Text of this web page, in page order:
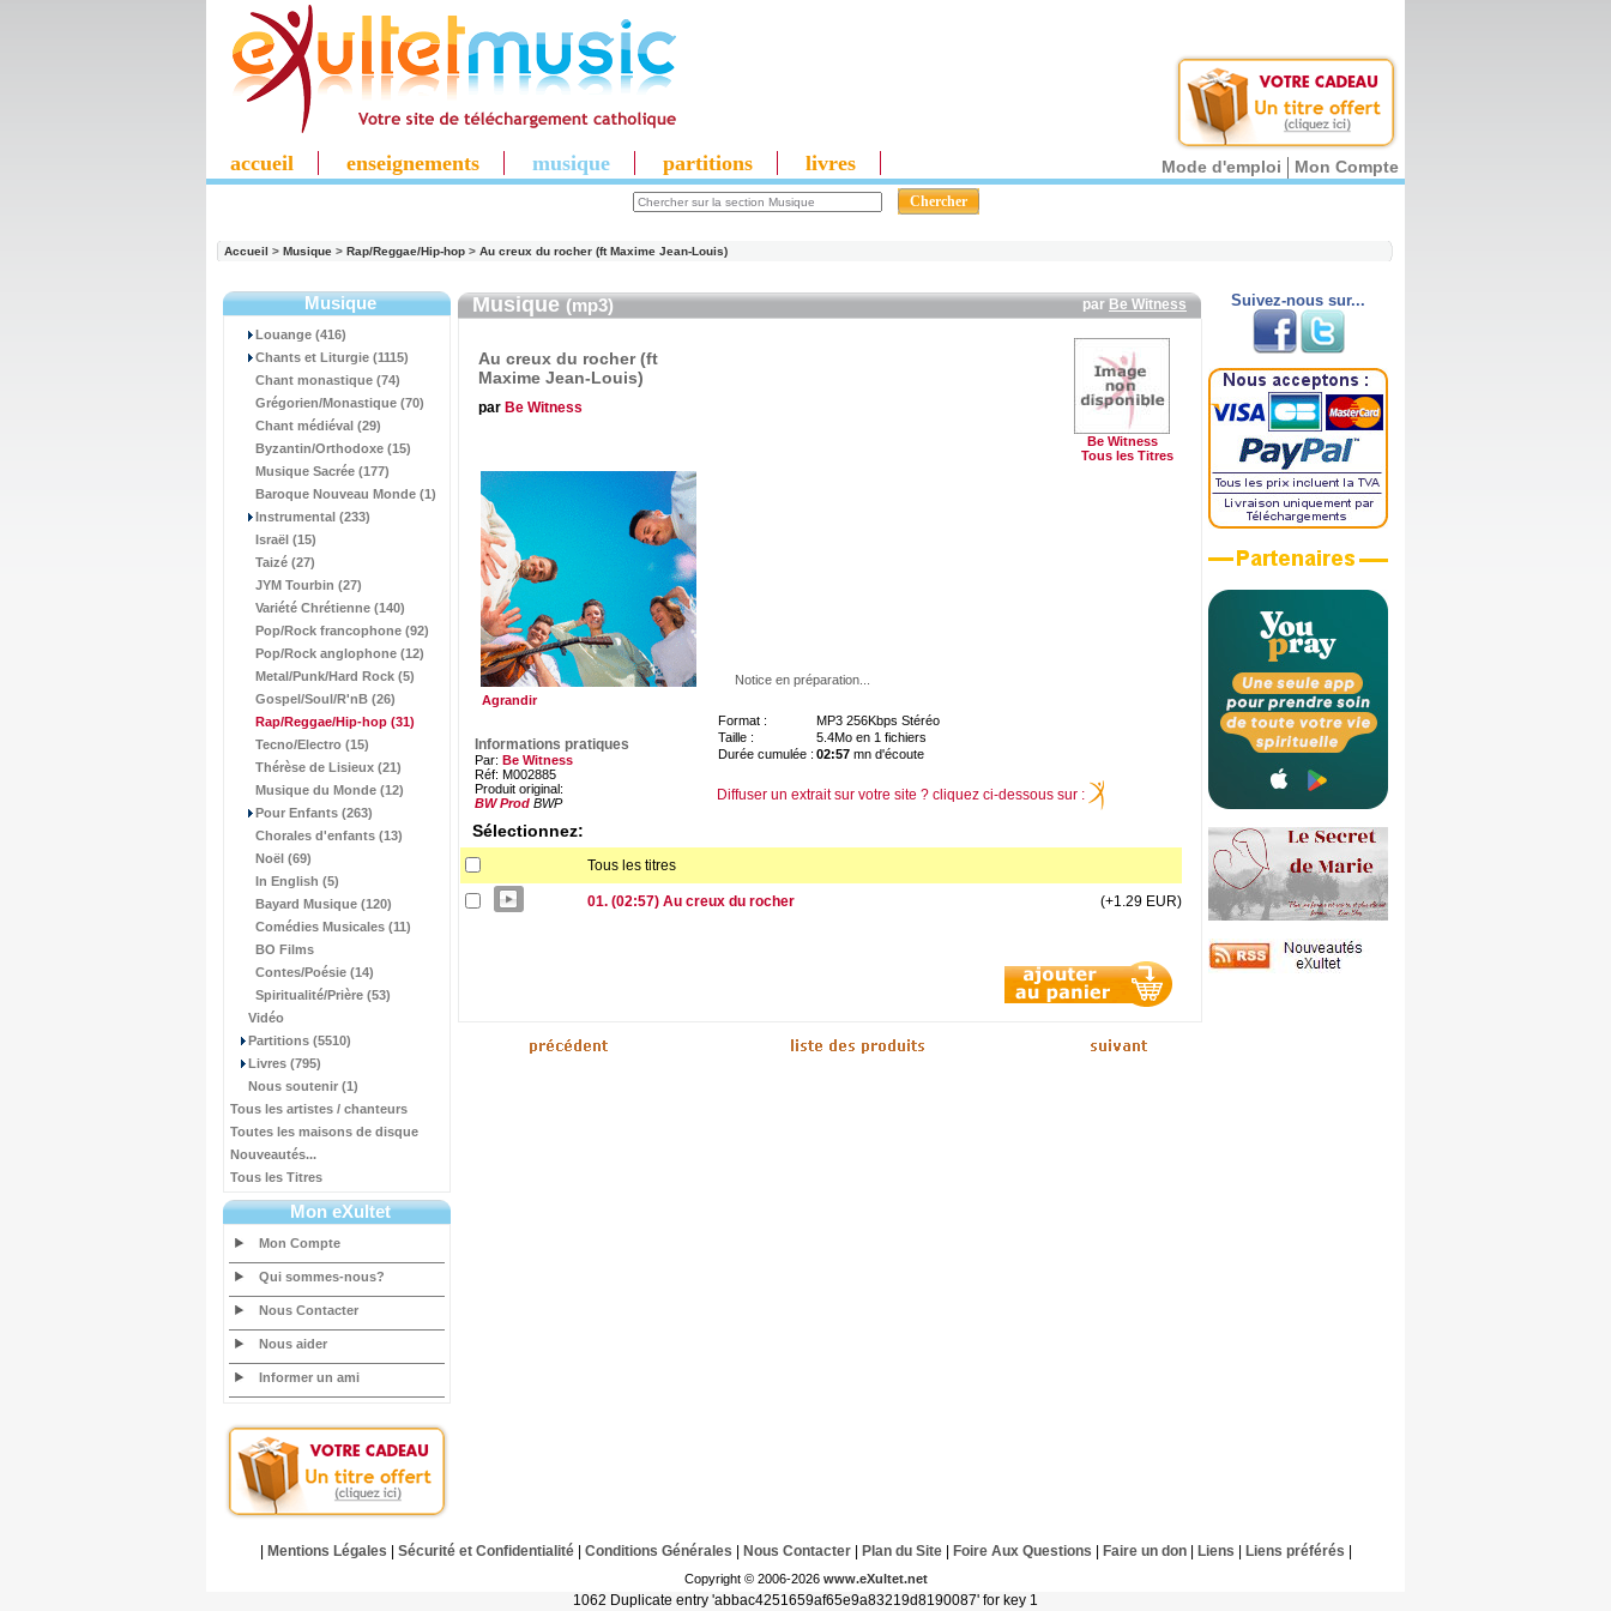
accueil enseignements musique partitions livres Mode d'emploi Mon Compte
Accueil > Musique > Rap/Reggae/Hip-hop > Au creux du rocher (ft Maxime Jean-Louis)
Musique
Louange (416)
Chants et Liturgie (1115)
Chant monastique (74)
Grégorien/Monastique (70)
Chant médiéval (29)
Byzantin/Orthodoxe (15)
Musique Sacrée (177)
Baroque Nouveau Monde (1)
Instrumental (233)
Israël (15)
Taizé (27)
JYM Tourbin (27)
Variété Chrétienne (140)
Pop/Rock francophone (92)
Pop/Rock anglophone (12)
Metal/Punk/Hard Rock (5)
Gospel/Soul/R'nB (26)
Rap/Reggae/Hip-hop (31)
Tecno/Electro (15)
Thérèse de Lisieux (21)
Musique du Monde (12)
Pour Enfants (263)
Chorales d'enfants (13)
Noël (69)
In English (5)
Bayard Musique (120)
Comédies Musicales (11)
BO Films
Contes/Poésie (14)
Spiritualité/Prière (53)
Vidéo
Partitions (5510)
Livres (795)
Nous soutenir (1)
Tous les artistes / chanteurs
Toutes les maisons de disque
Nouveautés...
Tous les Titres
Mon eXultet
Mon Compte
Qui sommes-nous?
Nous Contacter
Nous aider
Informer un ami
Musique(mp3) par Be Witness
Au creux du rocher (ft
Maxime Jean-Louis)
par Be Witness
Be Witness
Tous les Titres
Agrandir
Informations pratiques
Par: Be Witness
Réf: M002885
Produit original:
BW Prod BWP
Notice en préparation...
Format :
MP3 256Kbps Stéréo
Taille :
5.4Mo en 1 fichiers
Durée cumulée : 02:57 mn d'écoute
Diffuser un extrait sur votre site ? cliquez ci-dessous sur :
Sélectionnez:
Tous les titres
01. (02:57) Au creux du rocher (+1.29 EUR)
Suivez-nous sur...
Mentions Légales Sécurité et Confidentialité| Conditions Générales Nous Contacter| Plan du Site| Foire Aux Questions Faire un don| Liens Liens préférés
Copyright © 2006-2026 www.eXultet.net
1062 Duplicate entry 'abbac4251659af65e9a83219d8190087' for key 1